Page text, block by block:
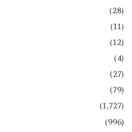
(28)
(11)
(12)
(4)
(27)
(79)
(1,727)
(996)